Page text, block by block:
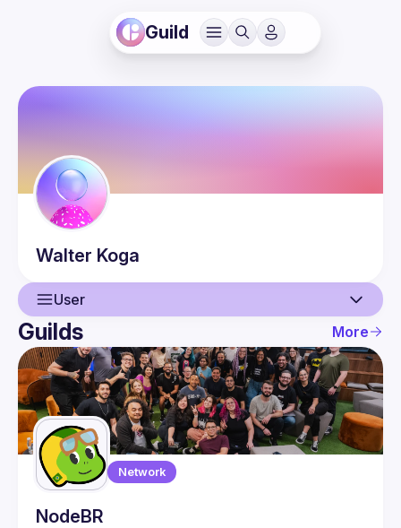
Guild
Walter Koga
User
User
Guilds
Guilds More
Network
NodeBR